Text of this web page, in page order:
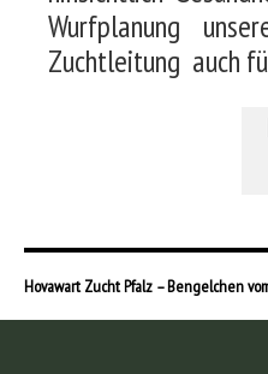
Wurfplanung
Zuchtleitung auch
Hovawart Zucht Pfalz – Bengelchen